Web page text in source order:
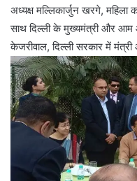
अध्यक्ष मल्लिकार्जुन खरगे, महिला
साथ दिल्ली के मुख्यमंत्री और आम
केजरीवाल, दिल्ली सरकार में मंत्री